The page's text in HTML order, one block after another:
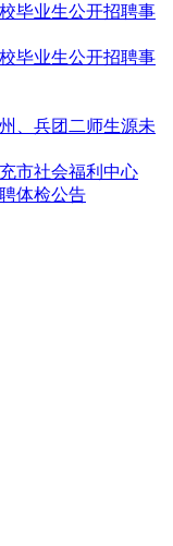
毕业生公开招聘事
毕业生公开招聘事
、兵团二师生源未
市社会福利中心
体检公告